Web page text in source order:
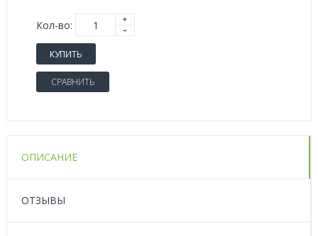
Кол-во:
КУПИТЬ
СРАВНИТЬ
ОПИСАНИЕ
ОТЗЫВЫ